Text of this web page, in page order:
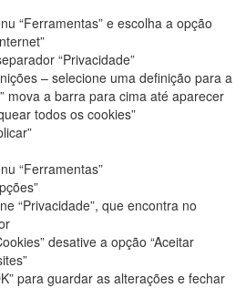
“Ferramentas” e escolha a opção
“Privacidade”
– selecione uma definição para a
mova a barra para cima até aparecer
todos os cookies”
“Ferramentas”
“Privacidade”, que encontra no
desative a opção “Aceitar
para guardar as alterações e fechar